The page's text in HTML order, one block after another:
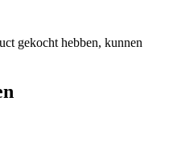
gekocht hebben, kunnen